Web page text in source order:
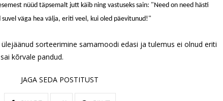
nüüd täpsemalt jutt käib ning vastuseks sain: "Need on need hästi
suvel väga hea välja, eriti veel, kui oled päevitunud!"
sorteerimine samamoodi edasi ja tulemus ei olnud eriti
kõrvale pandud.
JAGA SEDA POSTITUST